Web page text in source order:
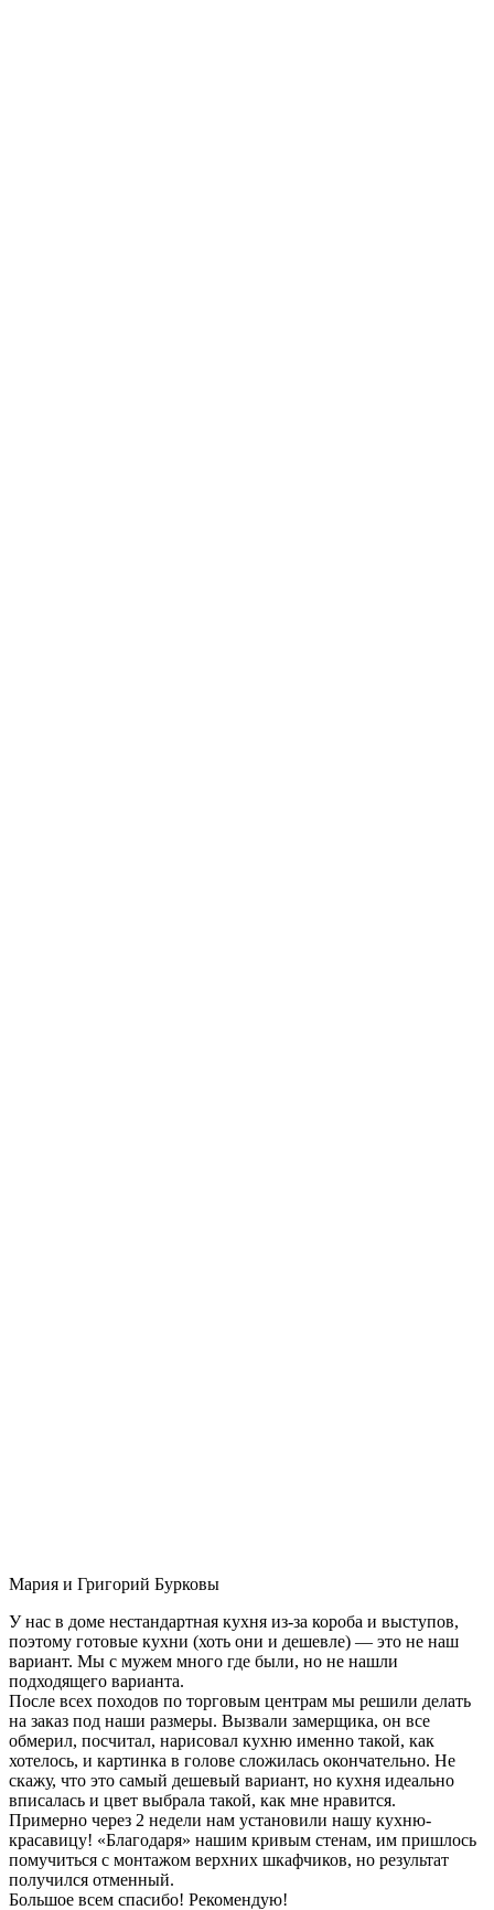
Мария и Григорий Бурковы
У нас в доме нестандартная кухня из-за короба и выступов,
поэтому готовые кухни (хоть они и дешевле) — это не наш
вариант. Мы с мужем много где были, но не нашли
подходящего варианта.
После всех походов по торговым центрам мы решили делать
на заказ под наши размеры. Вызвали замерщика, он все
обмерил, посчитал, нарисовал кухню именно такой, как
хотелось, и картинка в голове сложилась окончательно. Не
скажу, что это самый дешевый вариант, но кухня идеально
вписалась и цвет выбрала такой, как мне нравится.
Примерно через 2 недели нам установили нашу кухню-
красавицу! «Благодаря» нашим кривым стенам, им пришлось
помучиться с монтажом верхних шкафчиков, но результат
получился отменный.
Большое всем спасибо! Рекомендую!